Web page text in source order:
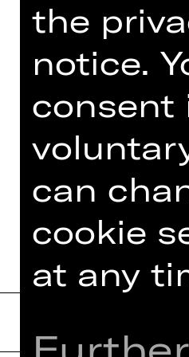
Spanien arbeitet er
Choreograf,
Supervisor.
THIS SEASON
JESUS CHRIST
the
notice.
consent
can
cookie
at any
Further